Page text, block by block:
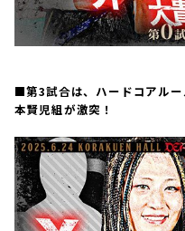
■第3試合は、ハードコアル
本賢児組が激突！